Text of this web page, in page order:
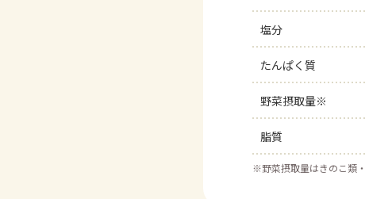
塩分
たんぱく質
野菜摂取量※
脂質
※野菜摂取量はきのこ類